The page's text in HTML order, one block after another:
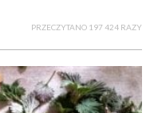
PRZECZYTANO 197 424 RAZY